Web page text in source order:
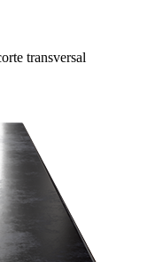
transversal